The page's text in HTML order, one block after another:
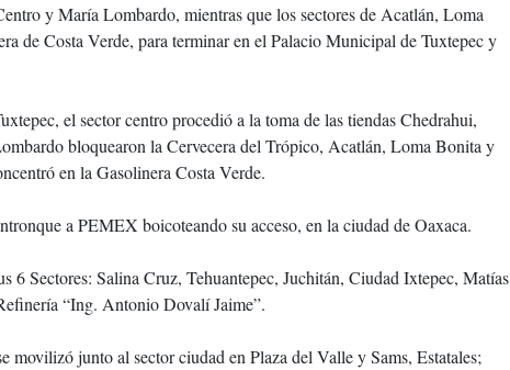
y María Lombardo, mientras que los sectores de Acatlán, Loma
de Costa Verde, para terminar en el Palacio Municipal de Tuxtepec y
el sector centro procedió a la toma de las tiendas Chedrahui,
bloquearon la Cervecera del Trópico, Acatlán, Loma Bonita y
en la Gasolinera Costa Verde.
a PEMEX boicoteando su acceso, en la ciudad de Oaxaca.
6 Sectores: Salina Cruz, Tehuantepec, Juchitán, Ciudad Ixtepec, Matías
“Ing. Antonio Dovalí Jaime”.
movilizó junto al sector ciudad en Plaza del Valle y Sams, Estatales;